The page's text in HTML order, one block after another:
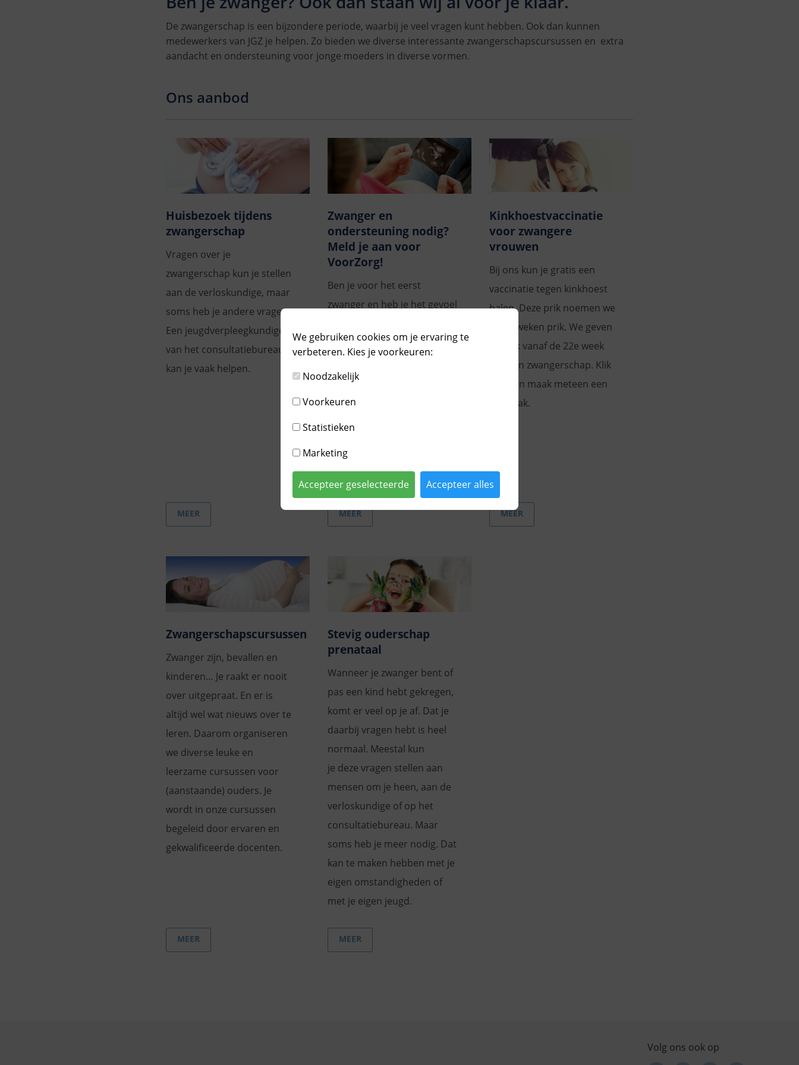
De zwangerschap is een bijzondere periode, waarbij je veel vragen kunt hebben. Ook dan kunnen
medewerkers van JGZ je helpen. Zo bieden we diverse interessante zwangerschapscursussen en extra
aandacht en ondersteuning voor jonge moeders in diverse vormen.
Ons aanbod
Huisbezoek tijdens
zwangerschap
Vragen over je
zwangerschap kun je stellen
aan de verloskundige, maar
soms heb je andere vragen.
Een jeugdverpleegkundige
van het consultatiebureau
kan je vaak helpen.
MEER
Zwanger en
ondersteuning nodig?
Meld je aan voor
VoorZorg!
Ben je voor het eerst
zwanger en heb je het gevoel
kindje verwachten kan
spannend zijn, zeker als er
veel aan de hand is in jouw
leven. VoorZorg geeft je
weg in de opvoeding van je
kindje.
MEER
Kinkhoestvaccinatie
voor zwangere
vrouwen
Bij ons kun je gratis een
vaccinatie tegen kinkhoest
halen. Deze prik noemen we
de 22 weken prik. We geven
de prik vanaf de 22e week
van een zwangerschap. Klik
door en maak meteen een
afspraak.
MEER
Zwangerschapscursussen
Zwanger zijn, bevallen en
kinderen… Je raakt er nooit
over uitgepraat. En er is
altijd wel wat nieuws over te
leren. Daarom organiseren
we diverse leuke en
leerzame cursussen voor
(aanstaande) ouders. Je
wordt in onze cursussen
begeleid door ervaren en
gekwalificeerde docenten.
MEER
Stevig ouderschap
prenataal
Wanneer je zwanger bent of
pas een kind hebt gekregen,
komt er veel op je af. Dat je
daarbij vragen hebt is heel
normaal. Meestal kun
je deze vragen stellen aan
mensen om je heen, aan de
verloskundige of op het
consultatiebureau. Maar
soms heb je meer nodig. Dat
kan te maken hebben met je
eigen omstandigheden of
met je eigen jeugd.
MEER
Volg ons ook op
We gebruiken cookies om je ervaring te
verbeteren. Kies je voorkeuren:
Noodzakelijk
Voorkeuren
Statistieken
Marketing
Accepteer geselecteerde Accepteer alles